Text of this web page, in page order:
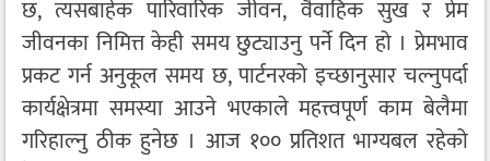
छ, त्यसबाहेक पारिवारिक जीवन, वैवाहिक सुख र प्रेम
जीवनका निमित्त केही समय छुट्याउनु पर्ने दिन हो । प्रेमभाव
प्रकट गर्न अनुकूल समय छ, पार्टनरको इच्छानुसार चल्नुपर्दा
कार्यक्षेत्रमा समस्या आउने भएकाले महत्त्वपूर्ण काम बेलैमा
गरिहाल्नु ठीक हुनेछ । आज १०० प्रतिशत भाग्यबल रहेको